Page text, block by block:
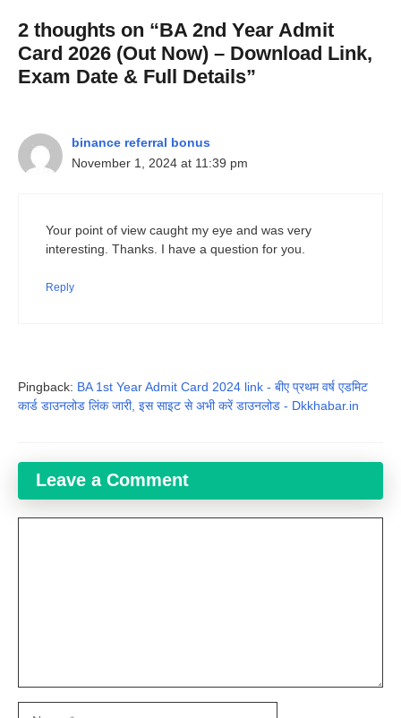
2 thoughts on “BA 2nd Year Admit
Card 2026 (Out Now) – Download Link,
Exam Date & Full Details”
binance referral bonus
November 1, 2024 at 11:39 pm
Your point of view caught my eye and was very
interesting. Thanks. I have a question for you.
Reply
Pingback: BA 1st Year Admit Card 2024 link - बीए प्रथम वर्ष एडमिट
कार्ड डाउनलोड लिंक जारी, इस साइट से अभी करें डाउनलोड - Dkkhabar.in
Leave a Comment